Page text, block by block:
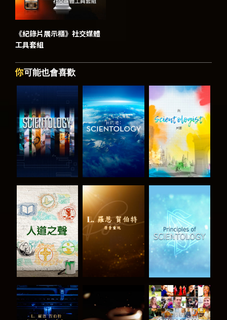
《紀錄片展示櫃》 社交媒體
工具套組
你可能也會喜歡
探索系列節目 探索系列節目 探索系列節目
探索系列節目 探索系列節目 觀看